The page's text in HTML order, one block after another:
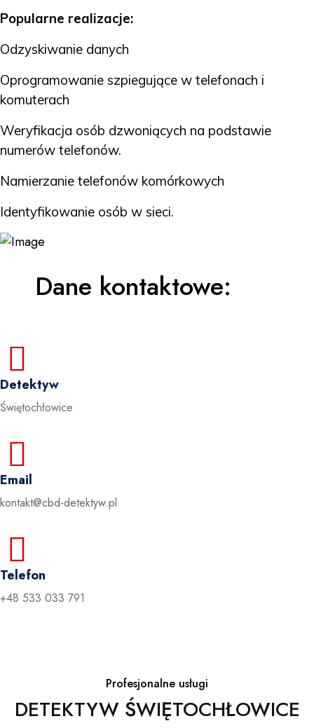
Popularne realizacje:
Odzyskiwanie danych
Oprogramowanie szpiegujące w telefonach i
komuterach
Weryfikacja osób dzwoniących na podstawie
numerów telefonów.
Namierzanie telefonów komórkowych
Identyfikowanie osób w sieci.
Dane kontaktowe:
Detektyw
Świętochłowice
Email
kontakt@cbd-detektyw.pl
Telefon
+48 533 033 791
Profesjonalne usługi
DETEKTYW ŚWIĘTOCHŁOWICE